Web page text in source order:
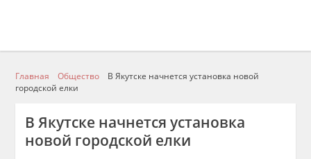
Главная Общество
В Якутске начнется установка новой
городской елки
В Якутске начнется установка
новой городской елки